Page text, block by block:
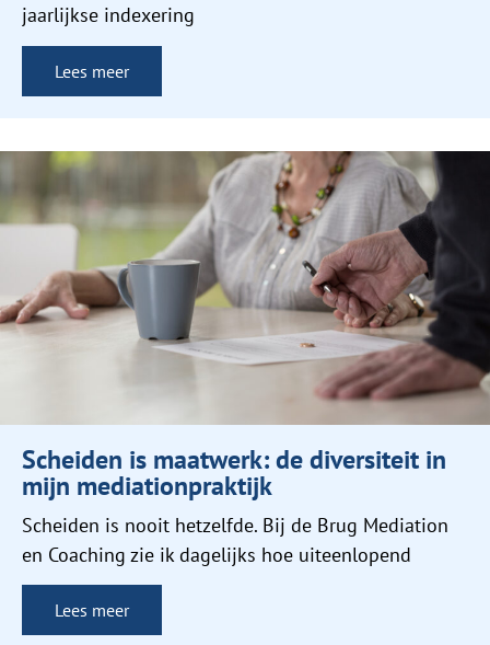
jaarlijkse indexering
Lees meer
Scheiden is maatwerk: de diversiteit in
mijn mediationpraktijk
Scheiden is nooit hetzelfde. Bij de Brug Mediation
en Coaching zie ik dagelijks hoe uiteenlopend
Lees meer